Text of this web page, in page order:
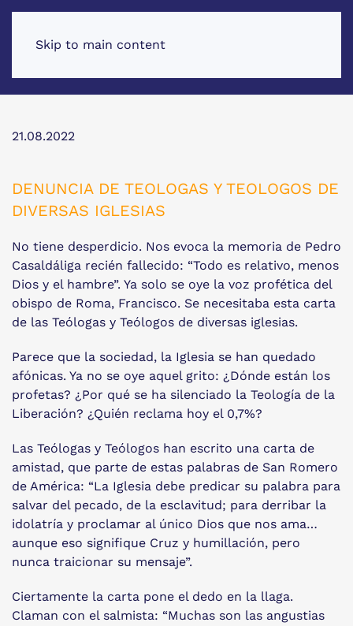
Skip to main content
21.08.2022
DENUNCIA DE TEOLOGAS Y TEOLOGOS DE
DIVERSAS IGLESIAS
No tiene desperdicio. Nos evoca la memoria de Pedro
Casaldáliga recién fallecido: “Todo es relativo, menos
Dios y el hambre”. Ya solo se oye la voz profética del
obispo de Roma, Francisco. Se necesitaba esta carta
de las Teólogas y Teólogos de diversas iglesias.
Parece que la sociedad, la Iglesia se han quedado
afónicas. Ya no se oye aquel grito: ¿Dónde están los
profetas? ¿Por qué se ha silenciado la Teología de la
Liberación? ¿Quién reclama hoy el 0,7%?
Las Teólogas y Teólogos han escrito una carta de
amistad, que parte de estas palabras de San Romero
de América: “La Iglesia debe predicar su palabra para
salvar del pecado, de la esclavitud; para derribar la
idolatría y proclamar al único Dios que nos ama…
aunque eso signifique Cruz y humillación, pero
nunca traicionar su mensaje”.
Ciertamente la carta pone el dedo en la llaga.
Claman con el salmista: “Muchas son las angustias